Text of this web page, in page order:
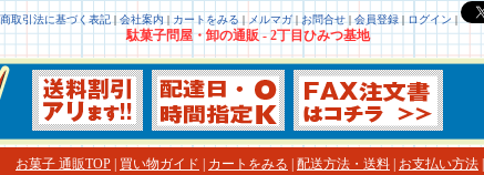
取引法に基づく表記 | 会社案内 | カートをみる | メルマガ| お問合せ| 会員登録| ログイン |
駄菓子問屋・卸の通販 - 2丁目ひみつ基地
お菓子 通販TOP 買い物ガイド カートをみる 配送方法・送料 お支払い方法